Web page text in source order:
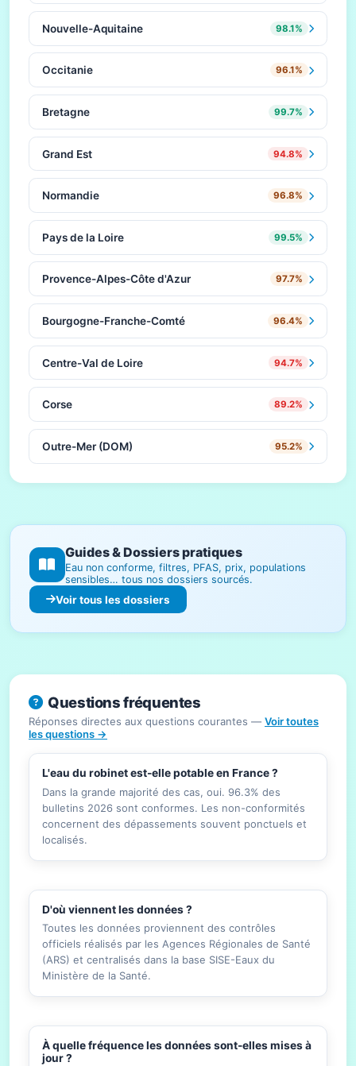
Nouvelle-Aquitaine 98.1%
Occitanie 96.1%
Bretagne 99.7%
Grand Est 94.8%
Normandie 96.8%
Pays de la Loire 99.5%
Provence-Alpes-Côte d'Azur 97.7%
Bourgogne-Franche-Comté 96.4%
Centre-Val de Loire 94.7%
Corse 89.2%
Outre-Mer (DOM) 95.2%
Guides & Dossiers pratiques
Eau non conforme, filtres, PFAS, prix, populations
sensibles… tous nos dossiers sourcés.
Voir tous les dossiers
Questions fréquentes
Réponses directes aux questions courantes — Voir toutes
les questions →
L'eau du robinet est-elle potable en France ?
Dans la grande majorité des cas, oui. 96.3% des
bulletins 2026 sont conformes. Les non-conformités
concernent des dépassements souvent ponctuels et
localisés.
D'où viennent les données ?
Toutes les données proviennent des contrôles
officiels réalisés par les Agences Régionales de Santé
(ARS) et centralisés dans la base SISE-Eaux du
Ministère de la Santé.
À quelle fréquence les données sont-elles mises à
jour ?